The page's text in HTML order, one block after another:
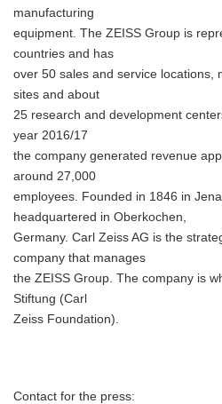
manufacturing
equipment. The ZEISS Group is
countries and has
over 50 sales and service locations,
sites and about
25 research and development
year 2016/17
the company generated revenue
around 27,000
employees. Founded in 1846 in
headquartered in Oberkochen,
Germany. Carl Zeiss AG is the
company that manages
the ZEISS Group. The company is
Stiftung (Carl
Zeiss Foundation).
Contact for the press: